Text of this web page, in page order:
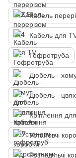
Кабель
Кабель для
Гофротруба
Дюбель -
Дюбель -
Кріплення
Установчі
Розподільчі